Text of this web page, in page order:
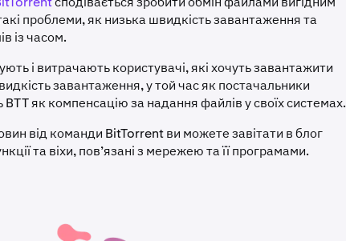
проблеми, як низька швидкість завантаження та
із часом.
і витрачають користувачі, які хочуть завантажити
завантаження, у той час як постачальники
як компенсацію за надання файлів у своїх системах.
від команди BitTorrent ви можете завітати в блог
та віхи, пов’язані з мережею та її програмами.